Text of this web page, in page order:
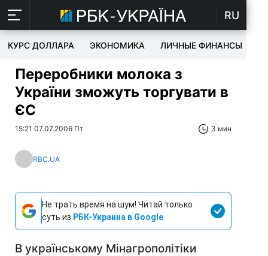
RU
КУРС ДОЛЛАРА ЭКОНОМИКА ЛИЧНЫЕ ФИНАНСЫ
Переробники молока з
України зможуть торгувати в
ЄС
15:21 07.07.2006 Пт 3 мин
RBC.UA
Не трать время на шум! Читай только
суть из РБК-Украина в Google
В українському Мінагрополітіки